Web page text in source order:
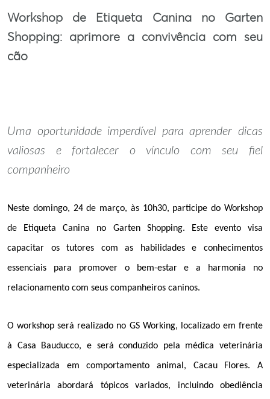
Workshop de Etiqueta Canina no Garten
Shopping: aprimore a convivência com seu
cão
Uma oportunidade imperdível para aprender dicas
valiosas e fortalecer o vínculo com seu fiel
companheiro
Neste domingo, 24 de março, às 10h30, participe do Workshop
de Etiqueta Canina no Garten Shopping. Este evento visa
capacitar os tutores com as habilidades e conhecimentos
essenciais para promover o bem-estar e a harmonia no
relacionamento com seus companheiros caninos.
O workshop será realizado no GS Working, localizado em frente
à Casa Bauducco, e será conduzido pela médica veterinária
especializada em comportamento animal, Cacau Flores. A
veterinária abordará tópicos variados, incluindo obediência